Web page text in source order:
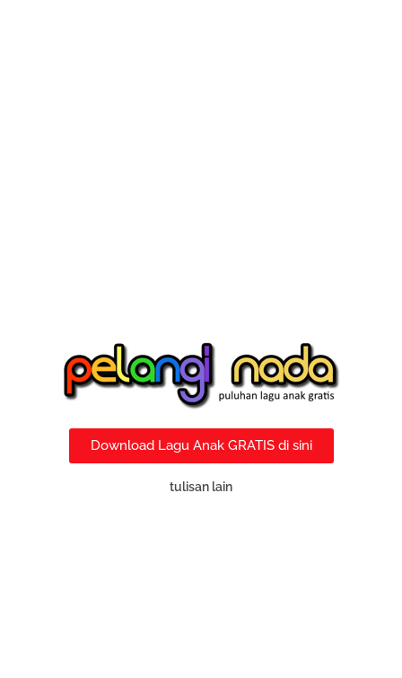
Download Lagu Anak GRATIS di sini
tulisan lain